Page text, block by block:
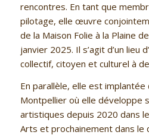
rencontres. En tant que
pilotage, elle œuvre
de la Maison Folie à la Plaine
janvier 2025. Il s’agit d’un lieu
collectif, citoyen et culturel à
En parallèle, elle est implantée
Montpellier où elle développe
artistiques depuis 2020 dans
Arts et prochainement dans